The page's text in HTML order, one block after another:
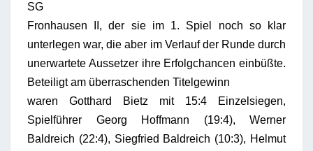
SG
Fronhausen II, der sie im 1. Spiel noch so klar
unterlegen war, die aber im Verlauf der Runde durch
unerwartete Aussetzer ihre Erfolgchancen einbüßte.
Beteiligt am überraschenden Titelgewinn
waren Gotthard Bietz mit 15:4 Einzelsiegen,
Spielführer Georg Hoffmann (19:4), Werner
Baldreich (22:4), Siegfried Baldreich (10:3), Helmut